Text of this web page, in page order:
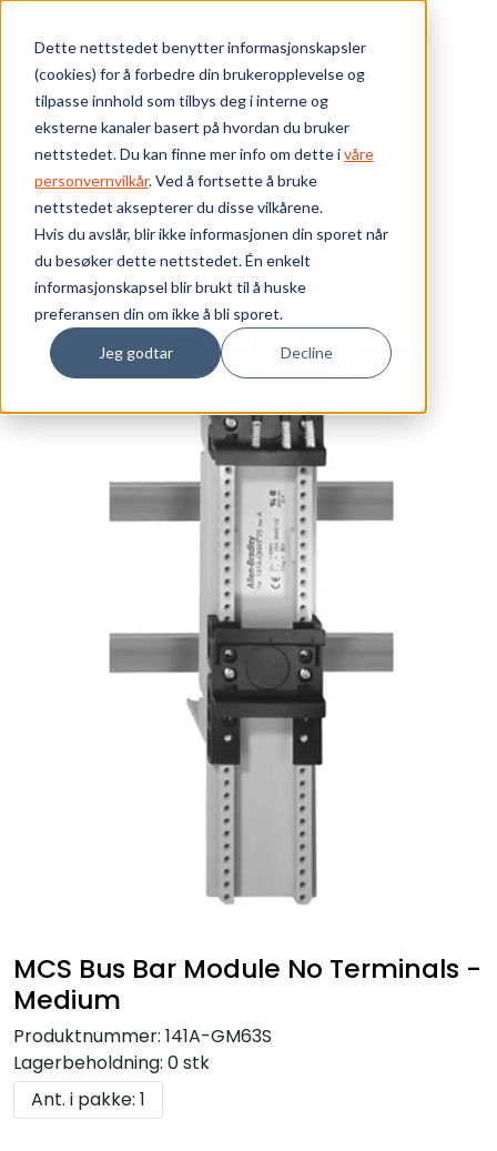
Dette nettstedet benytter informasjonskapsler
(cookies) for å forbedre din brukeropplevelse og
tilpasse innhold som tilbys deg i interne og
eksterne kanaler basert på hvordan du bruker
nettstedet. Du kan finne mer info om dette ivåre
personvernvilkår. Ved å fortsette å bruke
nettstedet aksepterer du disse vilkårene.
Hvis du avslår, blir ikke informasjonen din sporet når
du besøker dette nettstedet. Én enkelt
informasjonskapsel blir brukt til å huske
preferansen din om ikke å bli sporet.
Jeg godtar Decline
Skip to main content
MCS Bus Bar Module No Terminals -
Medium
Produktnummer: 141A-GM63S
Lagerbeholdning: 0 stk
Ant. i pakke: 1
Bærekraft
Vi tilbyr
Ressurser
Om oss